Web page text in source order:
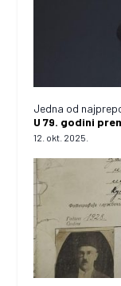
Jedna od
U 79. godini
12. okt. 2025.